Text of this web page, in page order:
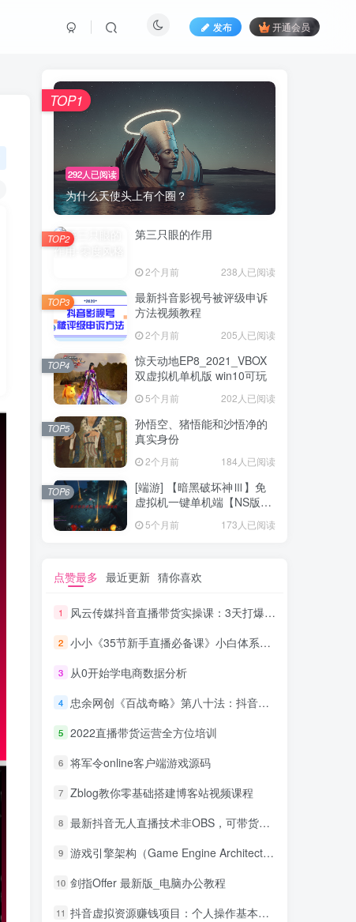
发布 开通会员
292人已阅读
为什么天使头上有个圈？
TOP1
第三只眼的作用
2个月前 238人已阅读
TOP2
最新抖音影视号被评级申诉
方法视频教程
2个月前 205人已阅读
TOP3
惊天动地EP8_2021_VBOX
双虚拟机单机版 win10可玩
5个月前 202人已阅读
TOP4
孙悟空、猪悟能和沙悟净的
真实身份
2个月前 184人已阅读
TOP5
[端游] 【暗黑破坏神Ⅲ】免
虚拟机一键单机端【NS版
5个月前 173人已阅读
TOP6
点赞最多 最近更新 猜你喜欢
1 风云传媒抖音直播带货实操课：3天打爆直播间7天稳定自然流玩法
2 小小《35节新手直播必备课》小白体系化的直播方法
3 从0开始学电商数据分析
4 忠余网创《百战奇略》第八十法：抖音暴利赚钱项目，一单利润过千
5 2022直播带货运营全方位培训
6 将军令online客户端游戏源码
7 Zblog教你零基础搭建博客站视频课程
8 最新抖音无人直播技术非OBS，可带货，可引流，可刷礼物（附全套软件）
9 游戏引擎架构（Game Engine Architecture） 中文pdf_游戏开发教程
10 剑指Offer 最新版_电脑办公教程
11 抖音虚拟资源赚钱项目：个人操作基本每天纯利300左右